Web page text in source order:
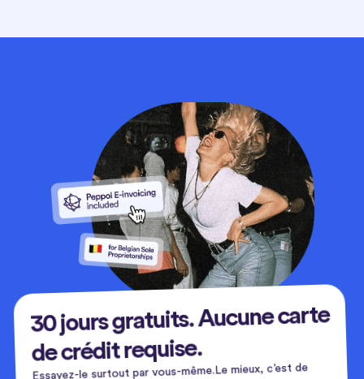
30 jours gratuits. Aucune carte
de crédit requise.
Essayez-le surtout par vous-même.Le mieux, c’est de